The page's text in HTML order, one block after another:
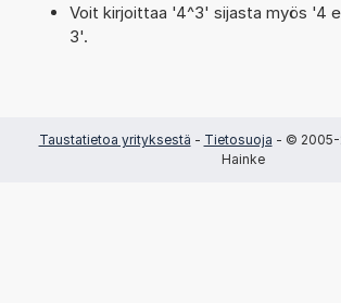
Voit kirjoittaa '4^3' sijasta myös '4
3'.
Taustatietoa yrityksestä - Tietosuoja - © 2005-
Hainke